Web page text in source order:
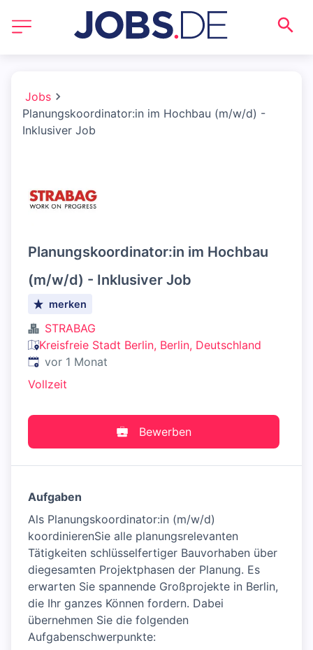
Jobs
Planungskoordinator:in im Hochbau (m/w/d) -
Inklusiver Job
Planungskoordinator:in im Hochbau
(m/w/d) - Inklusiver Job
merken
STRABAG
Kreisfreie Stadt Berlin, Berlin, Deutschland
Veröffentlicht:
vor 1 Monat
Vollzeit
Bewerben
Aufgaben
Als Planungskoordinator:in (m/w/d)
koordinierenSie alle planungsrelevanten
Tätigkeiten schlüsselfertiger Bauvorhaben über
diegesamten Projektphasen der Planung. Es
erwarten Sie spannende Großprojekte in Berlin,
die Ihr ganzes Können fordern. Dabei
übernehmen Sie die folgenden
Aufgabenschwerpunkte: